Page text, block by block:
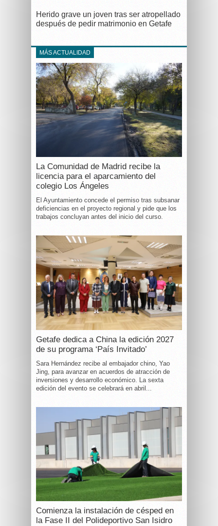
Herido grave un joven tras ser atropellado
después de pedir matrimonio en Getafe
MÁS ACTUALIDAD
La Comunidad de Madrid recibe la
licencia para el aparcamiento del
colegio Los Ángeles
El Ayuntamiento concede el permiso tras subsanar
deficiencias en el proyecto regional y pide que los
trabajos concluyan antes del inicio del curso.
Getafe dedica a China la edición 2027
de su programa ‘País Invitado’
Sara Hernández recibe al embajador chino, Yao
Jing, para avanzar en acuerdos de atracción de
inversiones y desarrollo económico. La sexta
edición del evento se celebrará en abril...
Comienza la instalación de césped en
la Fase II del Polideportivo San Isidro